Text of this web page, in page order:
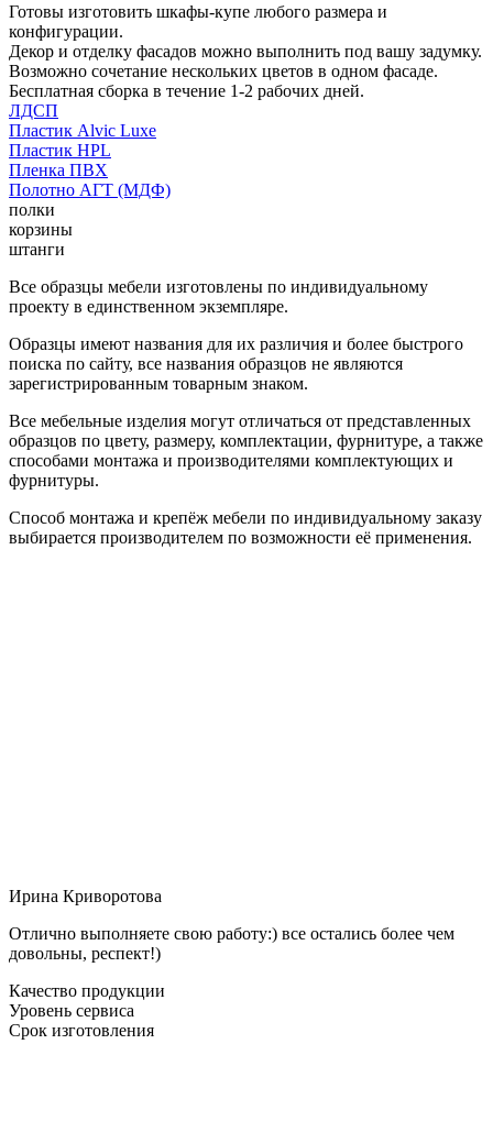
Готовы изготовить шкафы-купе любого размера и
конфигурации.
Декор и отделку фасадов можно выполнить под вашу задумку.
Возможно сочетание нескольких цветов в одном фасаде.
Бесплатная сборка в течение 1-2 рабочих дней.
ЛДСП
Пластик Alvic Luxe
Пластик HPL
Пленка ПВХ
Полотно АГТ (МДФ)
полки
корзины
штанги
Все образцы мебели изготовлены по индивидуальному
проекту в единственном экземпляре.
Образцы имеют названия для их различия и более быстрого
поиска по сайту, все названия образцов не являются
зарегистрированным товарным знаком.
Все мебельные изделия могут отличаться от представленных
образцов по цвету, размеру, комплектации, фурнитуре, а также
способами монтажа и производителями комплектующих и
фурнитуры.
Способ монтажа и крепёж мебели по индивидуальному заказу
выбирается производителем по возможности её применения.
Ирина Криворотова
Отлично выполняете свою работу:) все остались более чем
довольны, респект!)
Качество продукции
Уровень сервиса
Срок изготовления